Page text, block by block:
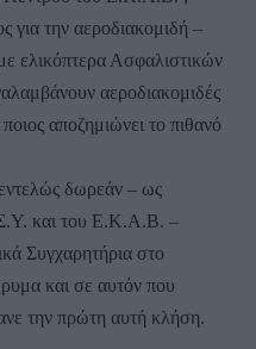
για την αεροδιακομιδή –
ελικόπτερα Ασφαλιστικών
αεροδιακομιδές
αποζημιώνει το πιθανό
δωρεάν – ως
και του Ε.Κ.Α.Β. –
Συγχαρητήρια στο
και σε αυτόν που
την πρώτη αυτή κλήση.